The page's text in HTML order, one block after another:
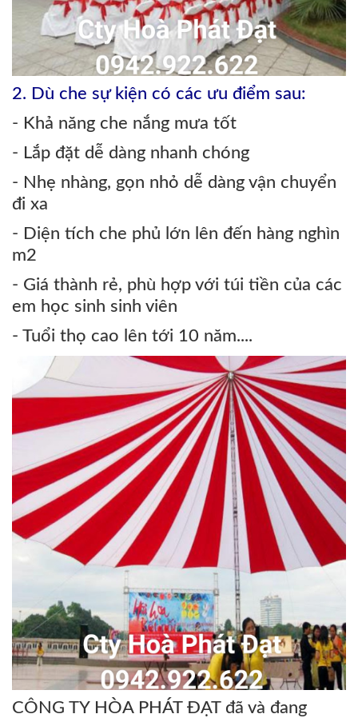
2. Dù che sự kiện có các ưu điểm sau:
- Khả năng che nắng mưa tốt
- Lắp đặt dễ dàng nhanh chóng
- Nhẹ nhàng, gọn nhỏ dễ dàng vận chuyển
đi xa
- Diện tích che phủ lớn lên đến hàng nghìn
m2
- Giá thành rẻ, phù hợp với túi tiền của các
em học sinh sinh viên
- Tuổi thọ cao lên tới 10 năm....
CÔNG TY HÒA PHÁT ĐẠT đã và đang